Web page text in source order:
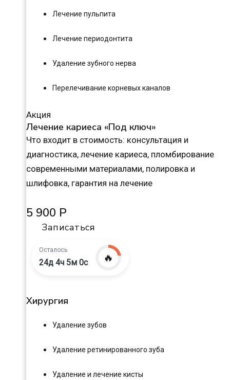
Лечение пульпита
Лечение периодонтита
Удаление зубного нерва
Перелечивание корневых каналов
Акция
Лечение кариеса «Под ключ»
Что входит в стоимость: консультация и
диагностика, лечение кариеса, пломбирование
современными материалами, полировка и
шлифовка, гарантия на лечение
5 900 Р
Записаться
Осталось
24д 4ч 4м 59с 🔥
Хирургия
Удаление зубов
Удаление ретинированного зуба
Удаление и лечение кисты